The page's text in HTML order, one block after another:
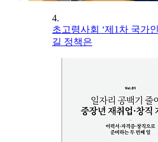
4.
초고령사회 ‘제1차 국가
길 정책은